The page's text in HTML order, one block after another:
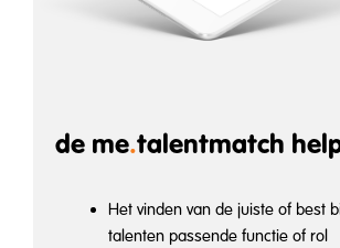
de me.talentmatch
Het vinden van de juiste of best
talenten passende functie of rol